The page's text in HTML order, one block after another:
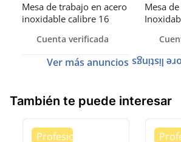
Mesa de trabajo en acero
inoxidable calibre 16
Cuenta verificada
Mesa
Ver más anuncios
También te puede interesar